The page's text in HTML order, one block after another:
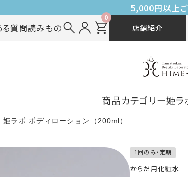
5,000円以上
る質問読みもの
0
店舗紹介
商品カテゴリー姫ラ
姫ラボ ボディローション（200ml）
1回のみ・定期
からだ用化粧水